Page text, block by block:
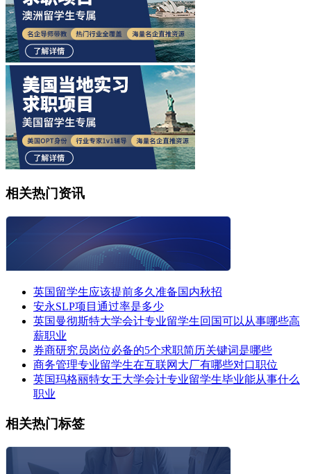
相关热门资讯
英国留学生应该提前多久准备国内秋招
安永SLP项目通过率是多少
英国曼彻斯特大学会计专业留学生回国可以从事哪些高
薪职业
券商研究员岗位必备的5个求职简历关键词是哪些
商务管理专业留学生在互联网大厂有哪些对口职位
英国玛格丽特女王大学会计专业留学生毕业能从事什么
职业
相关热门标签